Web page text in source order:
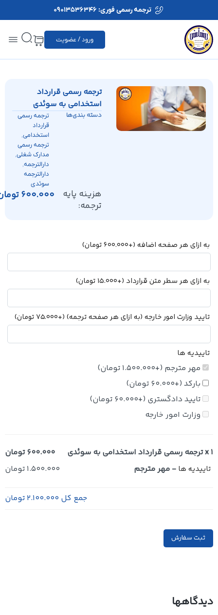
ترجمه رسمی فوری: 09013536346
ورود / عضویت
ترجمه رسمی قرارداد
استخدامی به سوئدی
دسته بندی‌ها
ترجمه رسمی
قرارداد
استخدامی,
ترجمه رسمی
مدارک شغلی,
دارالترجمه,
دارالترجمه
سوئدی
هزینه پایه
ترجمه:
600.000تومان
به ازای هر صفحه اضافه(+
600.000تومان)
به ازای هر سطر متن قرارداد(+
15.000تومان)
تایید وزارت امور خارجه (به ازای هر صفحه ترجمه)(+
75.000تومان)
تاییدیه ها
مهر مترجم(+
1.500.000تومان)
بارکد(+
60.000تومان)
تایید دادگستری(+
60.000تومان)
وزارت امور خارجه
x 1ترجمه رسمی قرارداد استخدامی به سوئدی 600.000 تومان
تاییدیه ها-مهر مترجم 1.500.000 تومان
جمع کل2.100.000 تومان
ثبت سفارش
دیدگاهها